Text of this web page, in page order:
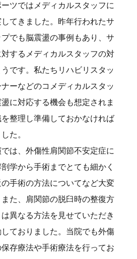
ツではメディカルスタッフに
てきました。昨年行われたサ
でも脳震盪の事例もあり、サ
するメディカルスタッフの対
です。私たちリハビリスタッ
ーなどのコメディカルスタッ
に対応する機会も想定されま
整理し準備しておかなければ
た。
は、外傷性肩関節不安定症に
学から手術までとても細かく
手術の方法についてなど大変
た、肩関節の脱臼時の整復方
異なる方法を見せていただき
ておりました。当院でも外傷
存療法や手術療法を行ってお